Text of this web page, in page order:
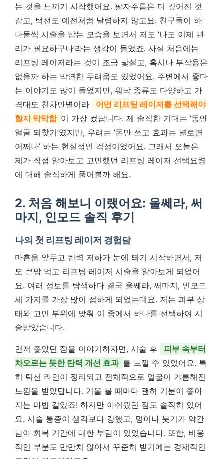
는 것을 느끼기 시작했어요. 팔자주름은 더 깊어진 것
같고, 턱선도 예전처럼 날렵하지 않고요. 친구들이 하
나둘씩 시술을 받는 모습을 보면서 저도 ‘나도 이제 관
리가 필요하구나’라는 생각이 들었죠. 사실 처음에는
리프팅 레이저라는 것이 조금 낯설고, 혹시나 부작용은
없을까 하는 막연한 두려움도 있었어요. 주변에서 좋다
는 이야기도 많이 들었지만, 워낙 종류도 다양하고 가
격대도 천차만별이라
어떤 리프팅 레이저를 선택해야
할지 막막함 이 가장 컸답니다. 제 솔직한 기대는 ‘동안
얼굴 되찾기’였지만, 우려는 ‘돈만 쓰고 효과는 별로면
어쩌나’ 하는 현실적인 걱정이었어요. 그래서 오늘은
제가 직접 알아보고 고민했던 리프팅 레이저 선택요령
에 대해 솔직하게 풀어볼까 해요.
2. 처음 해보니 이랬어요: 울쎄라, 써
마지, 인모드 솔직 후기
나의 첫 리프팅 레이저 경험담
마흔을 앞두고 탄력 저하가 눈에 띄기 시작하면서, 저
도 큰맘 먹고 리프팅 레이저 시술을 알아보게 되었어
요. 여러 정보를 탐색하다 결국 울쎄라, 써마지, 인모드
세 가지를 가장 많이 접하게 되었는데요. 저는 피부 상
태와 고민 부위에 맞춰 이 중에서 하나를 선택하여 시
술받았습니다.
먼저 좋았던 점을 이야기하자면, 시술 후
피부 속부터
차오르는 듯한 탄력 개선 효과 를 느낄 수 있었어요. 특
히 턱선 라인이 정리되고 전체적으로 얼굴이 갸름해진
느낌을 받았답니다. 거울 볼 때마다 괜히 기분이 좋아
지는 마법 같았죠! 하지만 아쉬웠던 점도 솔직히 있어
요. 시술 통증이 생각보다 강했고, 멍이나 붓기가 약간
남아 회복 기간에 대한 부담이 있었습니다. 또한, 비용
적인 부분도 만만치 않아서 꾸준히 받기에는 경제적인